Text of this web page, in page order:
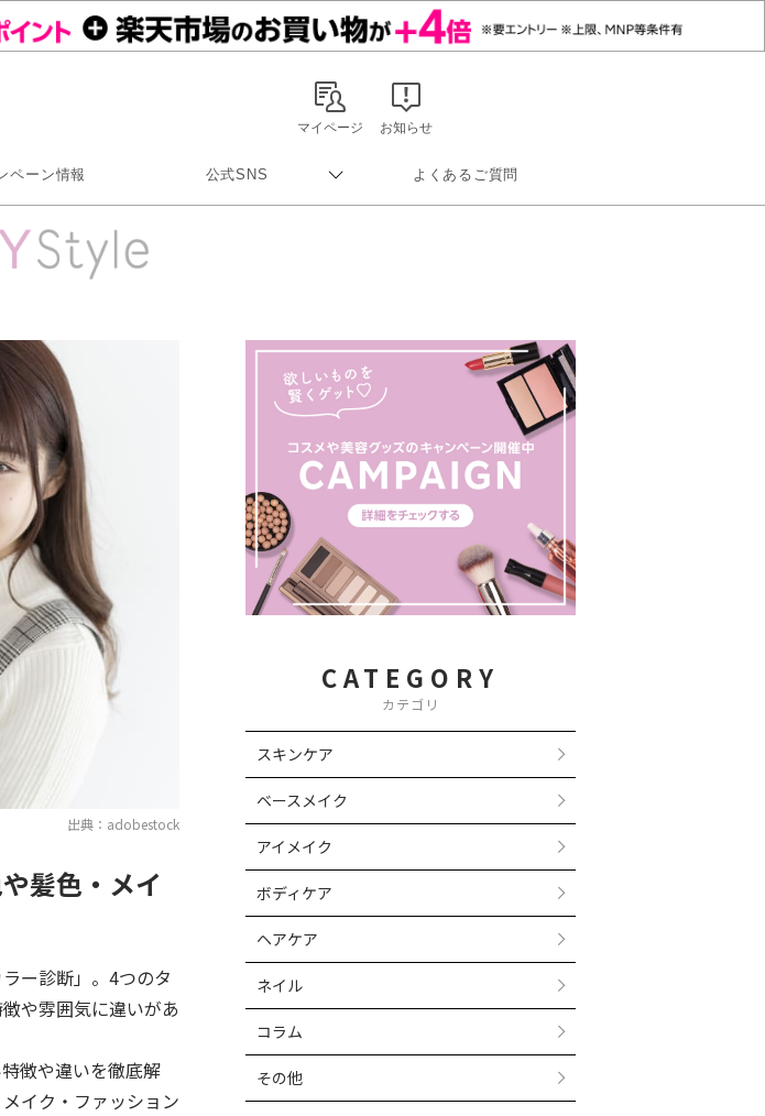
お知らせ
マイページ
ペーン情報 公式SNS
Rakuten Link
よくあるご質問
出典：adobestock
髪色・メイ
ー診断」。4つのタ
や雰囲気に違いがあ
徴や違いを徹底解
イク・ファッション
CATEGORY
カテゴリ
スキンケア
ベースメイク
アイメイク
ボディケア
ヘアケア
ネイル
コラム
その他